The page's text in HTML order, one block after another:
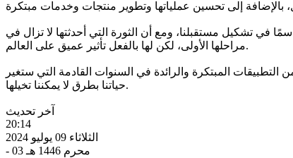
في تشكيل مستقبلنا، ومع أن الثورة التي أحدثتها لا تزال في
مراحلها الأولى، لكن لها بالفعل تأثير عميق على العالم.
المبتكرة والرائدة في السنوات القادمة التي ستغير
حياتنا بطرق لا يمكننا تخيلها.
آخر تحديث
20:14
الثلاثاء 09 يوليو 2024
- 03 محرم 1446 هـ